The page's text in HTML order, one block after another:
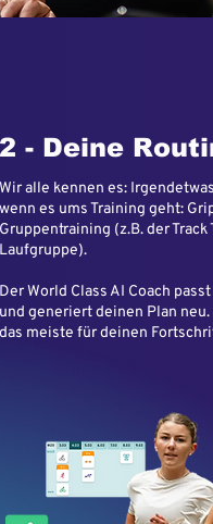
2 - Deine
Wir alle kennen es:
wenn es ums Training geht:
Gruppentraining (z.B. der
Laufgruppe).
Der World Class AI Coach
und generiert deinen Plan
das meiste für deinen